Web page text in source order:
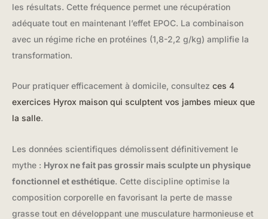
les résultats. Cette fréquence permet une récupération
adéquate tout en maintenant l’effet EPOC. La combinaison
avec un régime riche en protéines (1,8-2,2 g/kg) amplifie la
transformation.
Pour pratiquer efficacement à domicile, consultez ces 4
exercices Hyrox maison qui sculptent vos jambes mieux que
la salle.
Les données scientifiques démolissent définitivement le
mythe : Hyrox ne fait pas grossir mais sculpte un physique
fonctionnel et esthétique. Cette discipline optimise la
composition corporelle en favorisant la perte de masse
grasse tout en développant une musculature harmonieuse et